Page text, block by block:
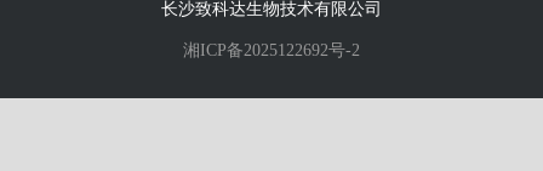
长沙致科达生物技术有限公司
湘ICP备2025122692号-2